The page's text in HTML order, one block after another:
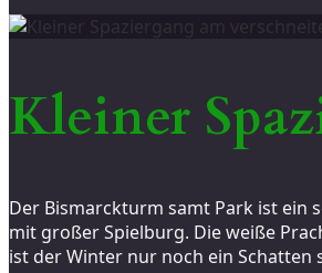
Kleiner
Der Bismarckturm samt Park ist ein
mit großer Spielburg. Die weiße
ist der Winter nur noch ein Schatten